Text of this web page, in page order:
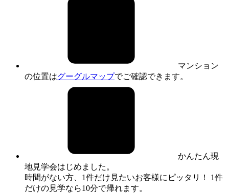
マンション
の位置はグーグルマップでご確認できます。
かんたん現
地見学会はじめました。
時間がない方、1件だけ見たいお客様にピッタリ！ 1件
だけの見学なら10分で帰れます。